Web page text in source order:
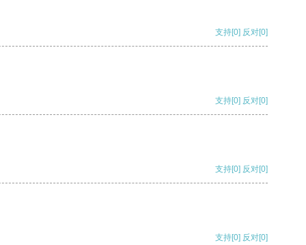
支持[0] 反对[0]
支持[0] 反对[0]
支持[0] 反对[0]
支持[0] 反对[0]